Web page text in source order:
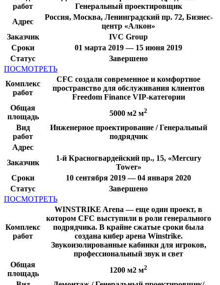
работ
Генеральный проектировщик
Адрес
Россия, Москва, Ленинградский пр. 72, Бизнес-
центр «Алкон»
Заказчик
IVC Group
Сроки
01 марта 2019 — 15 июня 2019
Статус
Завершено
ПОСМОТРЕТЬ
Комплекс
работ
CFC создали современное и комфортное
пространство для обслуживания клиентов
Freedom Finance VIP-категории
Общая
площадь
5000 м2 м2
Вид
работ
Инженерное проектирование / Генеральный
подрядчик
Адрес
Заказчик
1-й Красногвардейский пр., 15, «Mercury
Tower»
Сроки
10 сентября 2019 — 04 января 2020
Статус
Завершено
ПОСМОТРЕТЬ
Комплекс
работ
WINSTRIKE Arena — еще один проект, в
котором CFC выступили в роли генерального
подрядчика. В крайне сжатые сроки была
создана кибер арена Winstrike.
Звукоизолированные кабинки для игроков,
профессиональный звук и свет
Общая
площадь
1200 м2 м2